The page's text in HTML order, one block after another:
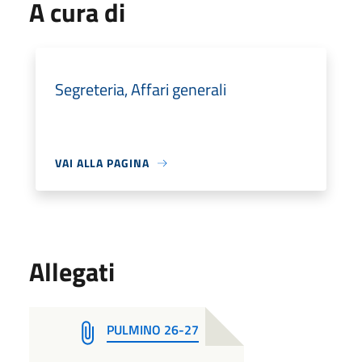
A cura di
Segreteria, Affari generali
VAI ALLA PAGINA
Allegati
PULMINO 26-27